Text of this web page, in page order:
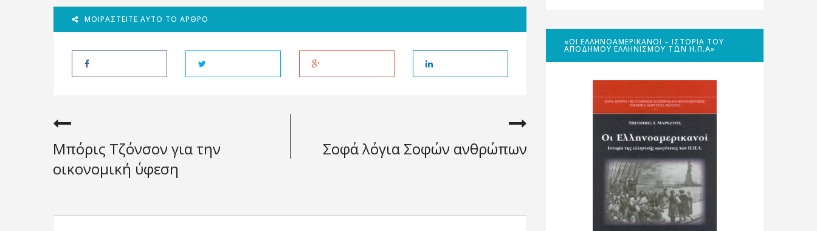
ΜΟΙΡΑΣΤΕΊΤΕ ΑΥΤΌ ΤΟ ΆΡΘΡΟ
Μπόρις Τζόνσον για την
οικονομική ύφεση
Σοφά λόγια Σοφών ανθρώπων
«ΟΙ ΕΛΛΗΝΟΑΜΕΡΙΚΑΝΟΊ – ΙΣΤΟΡΊΑ ΤΟΥ
ΑΠΌΔΗΜΟΥ ΕΛΛΗΝΙΣΜΟΎ ΤΩΝ Η.Π.Α»